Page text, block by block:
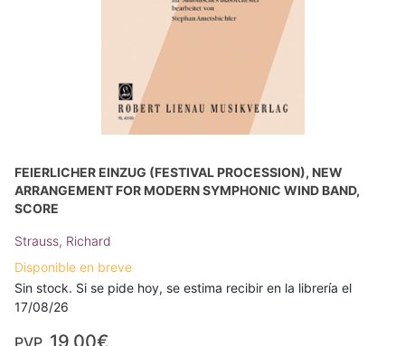
FEIERLICHER EINZUG (FESTIVAL PROCESSION), NEW
ARRANGEMENT FOR MODERN SYMPHONIC WIND BAND,
SCORE
Strauss, Richard
Disponible en breve
Sin stock. Si se pide hoy, se estima recibir en la librería el
17/08/26
PVP. 19,00€